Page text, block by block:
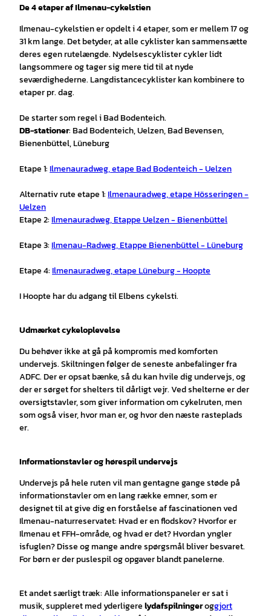
De 4 etaper af Ilmenau-cykelstien
Ilmenau-cykelstien er opdelt i 4 etaper, som er mellem 17 og
31 km lange. Det betyder, at alle cyklister kan sammensætte
deres egen rutelængde. Nydelsescyklister cykler lidt
langsommere og tager sig mere tid til at nyde
seværdighederne. Langdistancecyklister kan kombinere to
etaper pr. dag.
De starter som regel i Bad Bodenteich.
DB-stationer: Bad Bodenteich, Uelzen, Bad Bevensen,
Bienenbüttel, Lüneburg
Etape 1:Ilmenauradweg, etape Bad Bodenteich - Uelzen
Alternativ rute etape 1:Ilmenauradweg, etape Hösseringen -
Uelzen
Etape 2:Ilmenauradweg, Etappe Uelzen - Bienenbüttel
Etape 3:Ilmenau-Radweg, Etappe Bienenbüttel - Lüneburg
Etape 4:Ilmenauradweg, etape Lüneburg - Hoopte
I Hoopte har du adgang til Elbens cykelsti.
Udmærket cykeloplevelse
Du behøver ikke at gå på kompromis med komforten
undervejs. Skiltningen følger de seneste anbefalinger fra
ADFC. Der er opsat bænke, så du kan hvile dig undervejs, og
der er sørget for shelters til dårligt vejr. Ved shelterne er der
oversigtstavler, som giver information om cykelruten, men
som også viser, hvor man er, og hvor den næste rasteplads
er.
Informationstavler og hørespil undervejs
Undervejs på hele ruten vil man gentagne gange støde på
informationstavler om en lang række emner, som er
designet til at give dig en forståelse af fascinationen ved
Ilmenau-naturreservatet: Hvad er en flodskov? Hvorfor er
Ilmenau et FFH-område, og hvad er det? Hvordan yngler
isfuglen? Disse og mange andre spørgsmål bliver besvaret.
For børn er der puslespil og opgaver blandt panelerne.
Et andet særligt træk: Alle informationspaneler er sat i
musik, suppleret med yderligerelydafspilningeroggjort